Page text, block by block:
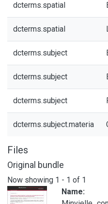
dcterms.spatial
dcterms.spatial
dcterms.subject
dcterms.subject
dcterms.subject
dcterms.subject.materia
Files
Original bundle
Now showing 1 - 1 of 1
Name: